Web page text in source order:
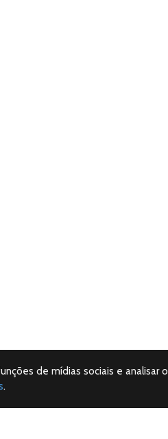
de mídias sociais e analisar o
.